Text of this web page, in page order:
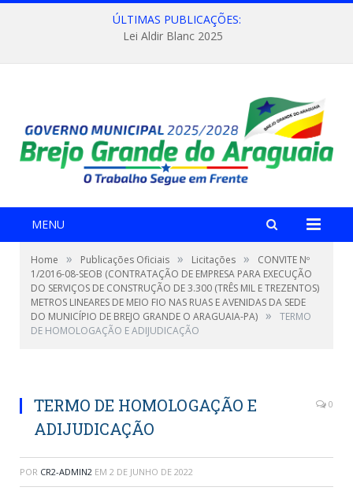
ÚLTIMAS PUBLICAÇÕES:
Lei Aldir Blanc 2025
MENU
Home » Publicações Oficiais » Licitações »
CONVITE Nº
1/2016-08-SEOB (CONTRATAÇÃO DE EMPRESA PARA EXECUÇÃO
DO SERVIÇOS DE CONSTRUÇÃO DE 3.300 (TRÊS MIL E TREZENTOS)
METROS LINEARES DE MEIO FIO NAS RUAS E AVENIDAS DA SEDE
DO MUNICÍPIO DE BREJO GRANDE O ARAGUAIA-PA) »
TERMO
DE HOMOLOGAÇÃO E ADIJUDICAÇÃO
TERMO DE HOMOLOGAÇÃO E
ADIJUDICAÇÃO
0
POR CR2-ADMIN2 EM 2 DE JUNHO DE 2022